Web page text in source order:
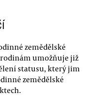
zemědělské
umožňuje již
statusu, který jim
zemědělské